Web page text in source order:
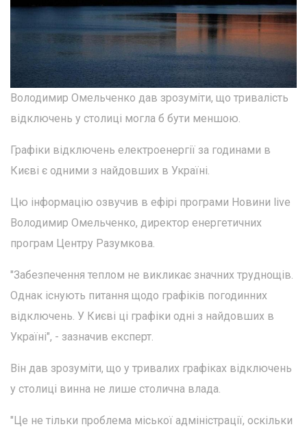
Володимир Омельченко дав зрозуміти, що тривалість
відключень у столиці могла б бути меншою.
Графіки відключень електроенергії за годинами в
Києві є одними з найдовших в Україні.
Цю інформацію озвучив в ефірі програми Новини live
Володимир Омельченко, директор енергетичних
програм Центру Разумкова.
"Забезпечення теплом не викликає значних труднощів.
Однак існують питання щодо графіків погодинних
відключень. У Києві ці графіки одні з найдовших в
Україні", - зазначив експерт.
Він дав зрозуміти, що у тривалих графіках відключень
у столиці винна не лише столична влада.
"Це не тільки проблема міської адміністрації, оскільки